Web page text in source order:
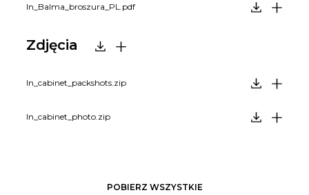
In_Balma_broszura_PL.pdf
Zdjęcia
In_cabinet_packshots.zip
In_cabinet_photo.zip
POBIERZ WSZYSTKIE